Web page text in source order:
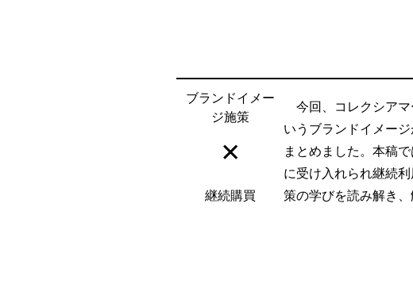
ブランドイメー
ジ施策
×
継続購買
今回、コレクシアマ
いうブランドイメー
まとめました。本稿
に受け入れられ継続
策の学びを読み解き、